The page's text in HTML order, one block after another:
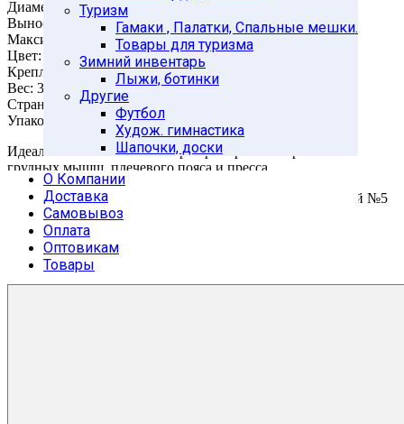
Туризм
Гамаки , Палатки, Спальные мешки.
Товары для туризма
Зимний инвентарь
Лыжи, ботинки
Другие
Футбол
Худож. гимнастика
Шапочки, доски
О Компании
Доставка
Самовывоз
Оплата
Оптовикам
Товары
Диаметр трубы: 32мм
Вынос: 42см
Максимальная нагрузка: 150кг
Цвет: белый
Крепление под боксерскую грушу: 2шт.
Вес: 3кг
Страна-производитель: Россия
Упаковка: пленка
Идеален в использовании при тренировках и развитии
грудных мышщ, плечевого пояса и пресса.
Будьте первым, кто оставил отзыв на “Турник настенный №5
(белый)”
Ваша оценка
Ваш отзыв*